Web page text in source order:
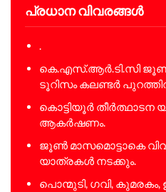
പ്രധാന വിവരങ്ങൾ
.
കെ.എസ്.ആർ.ടി.സി
ടൂറിസം കലണ്ടർ
കൊട്ടിയൂർ
ആകർഷണം.
ജൂൺ മാസമൊട്ടാകെ
യാത്രകൾ നടക്കും.
പൊന്മുടി, ഗവി,